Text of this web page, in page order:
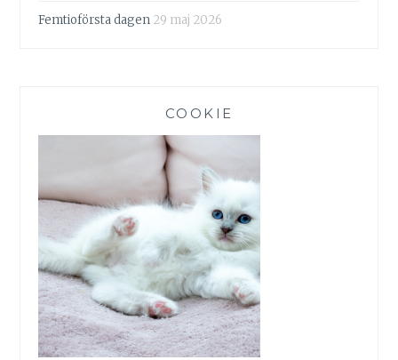
Femtioförsta dagen 29 maj 2026
COOKIE